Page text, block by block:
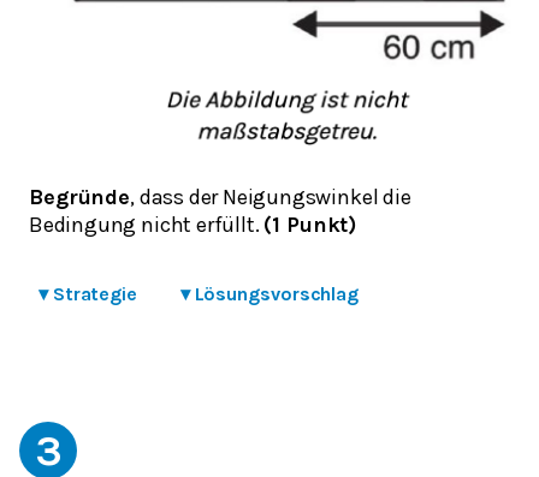
Begründe, dass der Neigungswinkel die
Bedingung nicht erfüllt. (1 Punkt)
▾ Strategie ▾ Lösungsvorschlag
3